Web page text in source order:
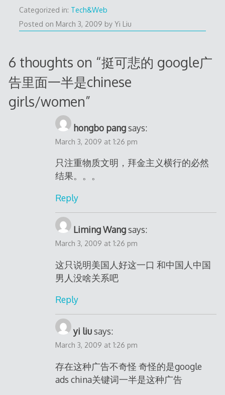
Categorized in: Tech&Web
Posted on March 3, 2009 by Yi Liu
6 thoughts on “挺可悲的 google广
告里面一半是chinese
girls/women”
hongbo pang says:
March 3, 2009 at 1:26 pm
只注重物质文明，拜金主义横行的必然
结果。。。
Reply
Liming Wang says:
March 3, 2009 at 1:26 pm
这只说明美国人好这一口 和中国人中国
男人没啥关系吧
Reply
yi liu says:
March 3, 2009 at 1:26 pm
存在这种广告不奇怪 奇怪的是google
ads china关键词一半是这种广告